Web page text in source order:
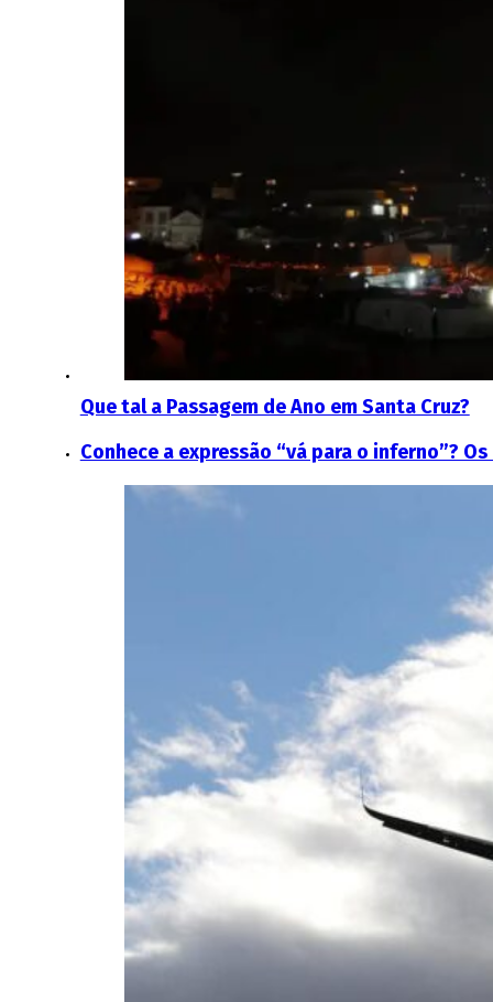
Que tal a Passagem de Ano em Santa Cruz?
Conhece a expressão “vá para o inferno”?